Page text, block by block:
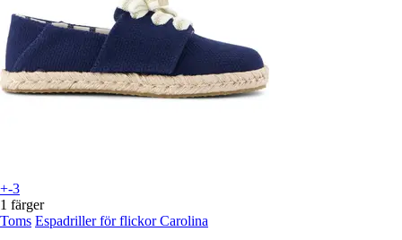
+-3
1 färger
Toms Espadriller för flickor Carolina